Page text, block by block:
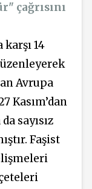
çağrısını
karşı 14
Avrupa
Kasım’dan
sayısız
Faşist